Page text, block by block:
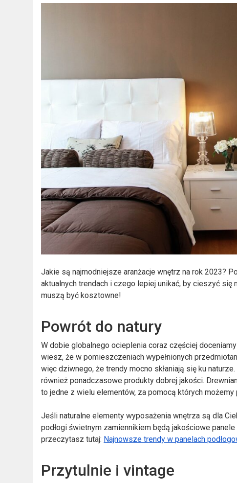
Jakie są najmodniejsze aranżacje wnętrz na rok 2023?
aktualnych trendach i czego lepiej unikać, by cieszyć się
muszą być kosztowne!
Powrót do natury
W dobie globalnego ocieplenia coraz częściej
wiesz, że w pomieszczeniach wypełnionych
więc dziwnego, że trendy mocno skłaniają się ku
również ponadczasowe produkty dobrej jakości.
to jedne z wielu elementów, za pomocą których
Jeśli naturalne elementy wyposażenia wnętrza są dla
podłogi świetnym zamiennikiem będą jakościowe
przeczytasz tutaj: Najnowsze trendy w panelach
Przytulnie i vintage